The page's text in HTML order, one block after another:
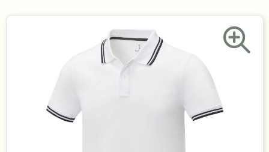
Kantoorartikelen
Duurzame keuzes
Recycled